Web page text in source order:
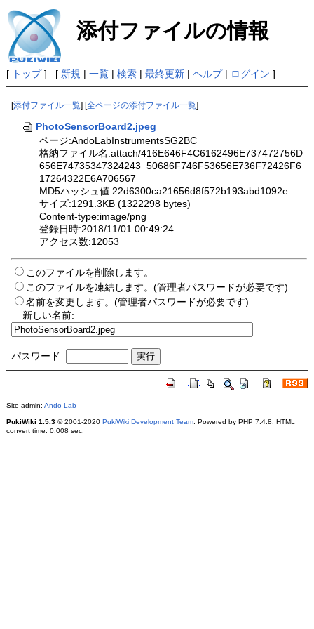
添付ファイルの情報
[ トップ] [ 新規 | 一覧| 検索| 最終更新| ヘルプ| ログイン ]
[添付ファイル一覧] [全ページの添付ファイル一覧]
PhotoSensorBoard2.jpeg
ページ:AndoLabInstrumentsSG2BC
格納ファイル名:attach/416E646F4C6162496E737472756D
656E74735347324243_50686F746F53656E736F72426F6
17264322E6A706567
MD5ハッシュ値:22d6300ca21656d8f572b193abd1092e
サイズ:1291.3KB (1322298 bytes)
Content-type:image/png
登録日時:2018/11/01 00:49:24
アクセス数:12053
このファイルを削除します。
このファイルを凍結します。(管理者パスワードが必要です)
名前を変更します。(管理者パスワードが必要です)
新しい名前:
パスワード:
Site admin: Ando Lab
PukiWiki 1.5.3© 2001-2020 PukiWiki Development Team. Powered by PHP 7.4.8. HTML
convert time: 0.008 sec.